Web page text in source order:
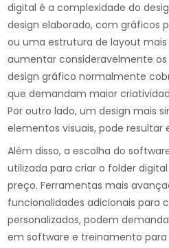
digital é a complexidade do
design elaborado, com gráficos
ou uma estrutura de layout mais
aumentar consideravelmente os
design gráfico normalmente
que demandam maior
Por outro lado, um design mais
elementos visuais, pode resultar
Além disso, a escolha do
utilizada para criar o folder
preço. Ferramentas mais
funcionalidades adicionais para
personalizados, podem
em software e treinamento para